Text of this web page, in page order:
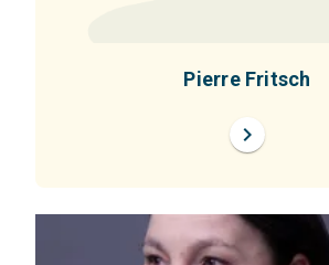
Pierre Fritsch
chevron_right